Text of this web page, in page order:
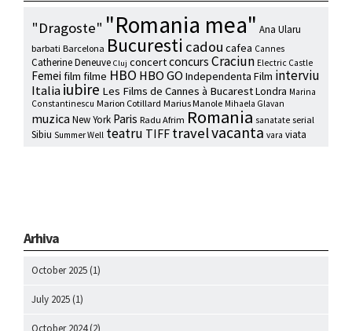
"Dragoste" "Romania mea" Ana Ularu
barbati Barcelona Bucuresti cadou cafea Cannes
Catherine Deneuve Cluj concertconcurs Craciun Electric Castle
Femei film filme HBO HBO GO Independenta Film interviu
Italiaiubire Les Films de Cannes à BucarestLondra Marina
Constantinescu Marion Cotillard Marius Manole Mihaela Glavan
muzica New York Paris Radu Afrim Romania sanatate serial
Sibiu Summer Well teatru TIFF travelvacanta vara viata
Arhiva
October 2025 (1)
July 2025 (1)
October 2024(2)